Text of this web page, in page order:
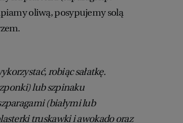
oliwą, posypujemy solą
robiąc sałatkę.
lub szpinaku
(białymi lub
truskawki i awokado oraz